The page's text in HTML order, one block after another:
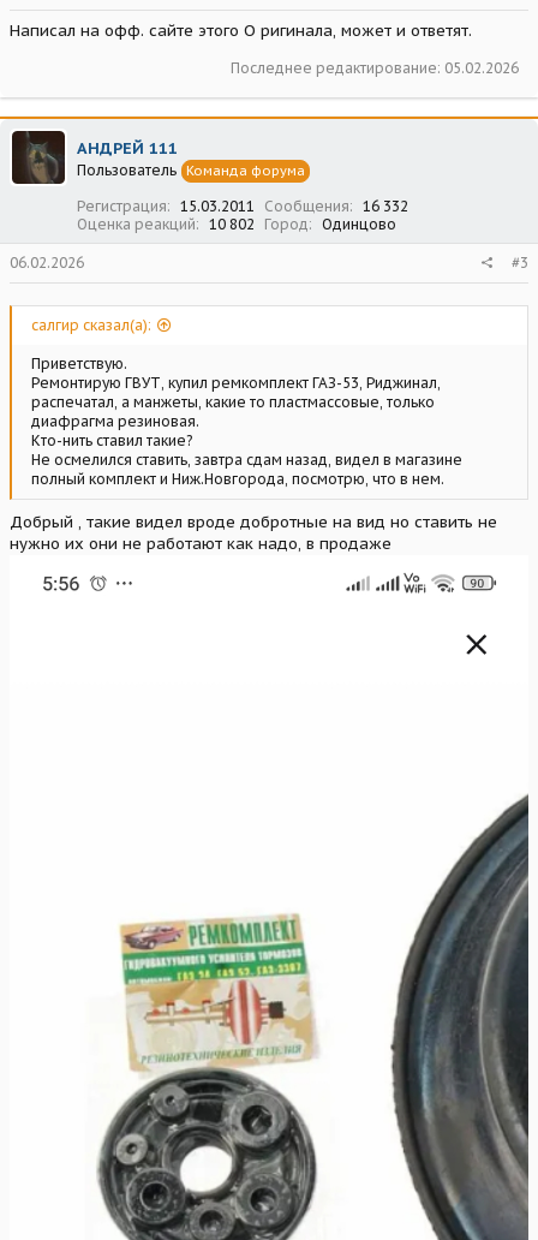
Написал на офф. сайте этого О ригинала, может и ответят.
Последнее редактирование: 05.02.2026
АНДРЕЙ 111
Пользователь Команда форума
Регистрация 15.03.2011 Сообщения
16 332
Оценка реакций
10 802 Город Одинцово
06.02.2026 #3
салгир сказал(а):
Приветствую.
Ремонтирую ГВУТ, купил ремкомплект ГАЗ-53, Риджинал,
распечатал, а манжеты, какие то пластмассовые, только
диафрагма резиновая.
Кто-нить ставил такие?
Не осмелился ставить, завтра сдам назад, видел в магазине
полный комплект и Ниж.Новгорода, посмотрю, что в нем.
Добрый , такие видел вроде добротные на вид но ставить не
нужно их они не работают как надо, в продаже